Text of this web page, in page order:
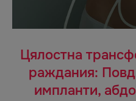
Цялостна
раждания:
импланти,